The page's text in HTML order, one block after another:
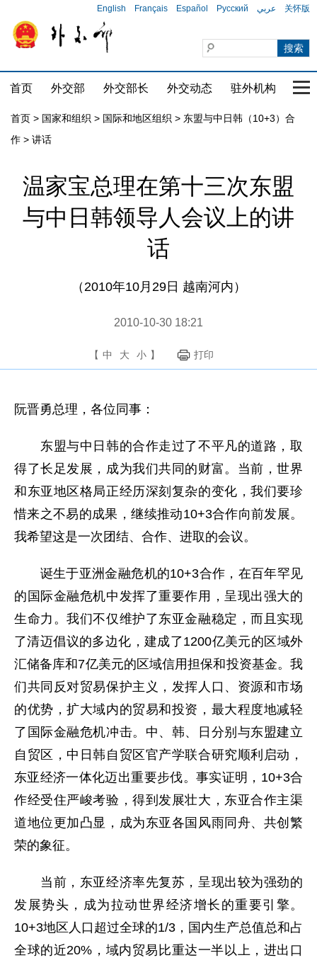
English Français Español Русский عربي 关怀版
首页 外交部 外交部长 外交动态 驻外机构 国
首页 > 国家和组织 > 国际和地区组织 > 东盟与中日韩（10+3）合
作 > 讲话
温家宝总理在第十三次东盟
与中日韩领导人会议上的讲
话
（2010年10月29日 越南河内）
2010-10-30 18:21
【 中 大 小 】 打印
阮晋勇总理，各位同事：
东盟与中日韩的合作走过了不平凡的道路，取
得了长足发展，成为我们共同的财富。当前，世界
和东亚地区格局正经历深刻复杂的变化，我们要珍
惜来之不易的成果，继续推动10+3合作向前发展。
我希望这是一次团结、合作、进取的会议。
诞生于亚洲金融危机的10+3合作，在百年罕见
的国际金融危机中发挥了重要作用，呈现出强大的
生命力。我们不仅维护了东亚金融稳定，而且实现
了清迈倡议的多边化，建成了1200亿美元的区域外
汇储备库和7亿美元的区域信用担保和投资基金。我
们共同反对贸易保护主义，发挥人口、资源和市场
的优势，扩大域内的贸易和投资，最大程度地减轻
了国际金融危机冲击。中、韩、日分别与东盟建立
自贸区，中日韩自贸区官产学联合研究顺利启动，
东亚经济一体化迈出重要步伐。事实证明，10+3合
作经受住严峻考验，得到发展壮大，东亚合作主渠
道地位更加凸显，成为东亚各国风雨同舟、共创繁
荣的象征。
当前，东亚经济率先复苏，呈现出较为强劲的
发展势头，成为拉动世界经济增长的重要引擎。
10+3地区人口超过全球的1/3，国内生产总值总和占
全球的近20%，域内贸易比重达一半以上，进出口